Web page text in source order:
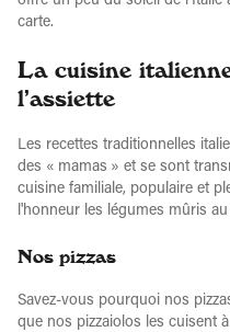
carte.
La cuisine
l’assiette
Les recettes traditionnelles
des « mamas » et se sont
cuisine familiale, populaire et
l'honneur les légumes mûris au
Nos pizzas
Savez-vous pourquoi nos
que nos pizzaiolos les cuisent